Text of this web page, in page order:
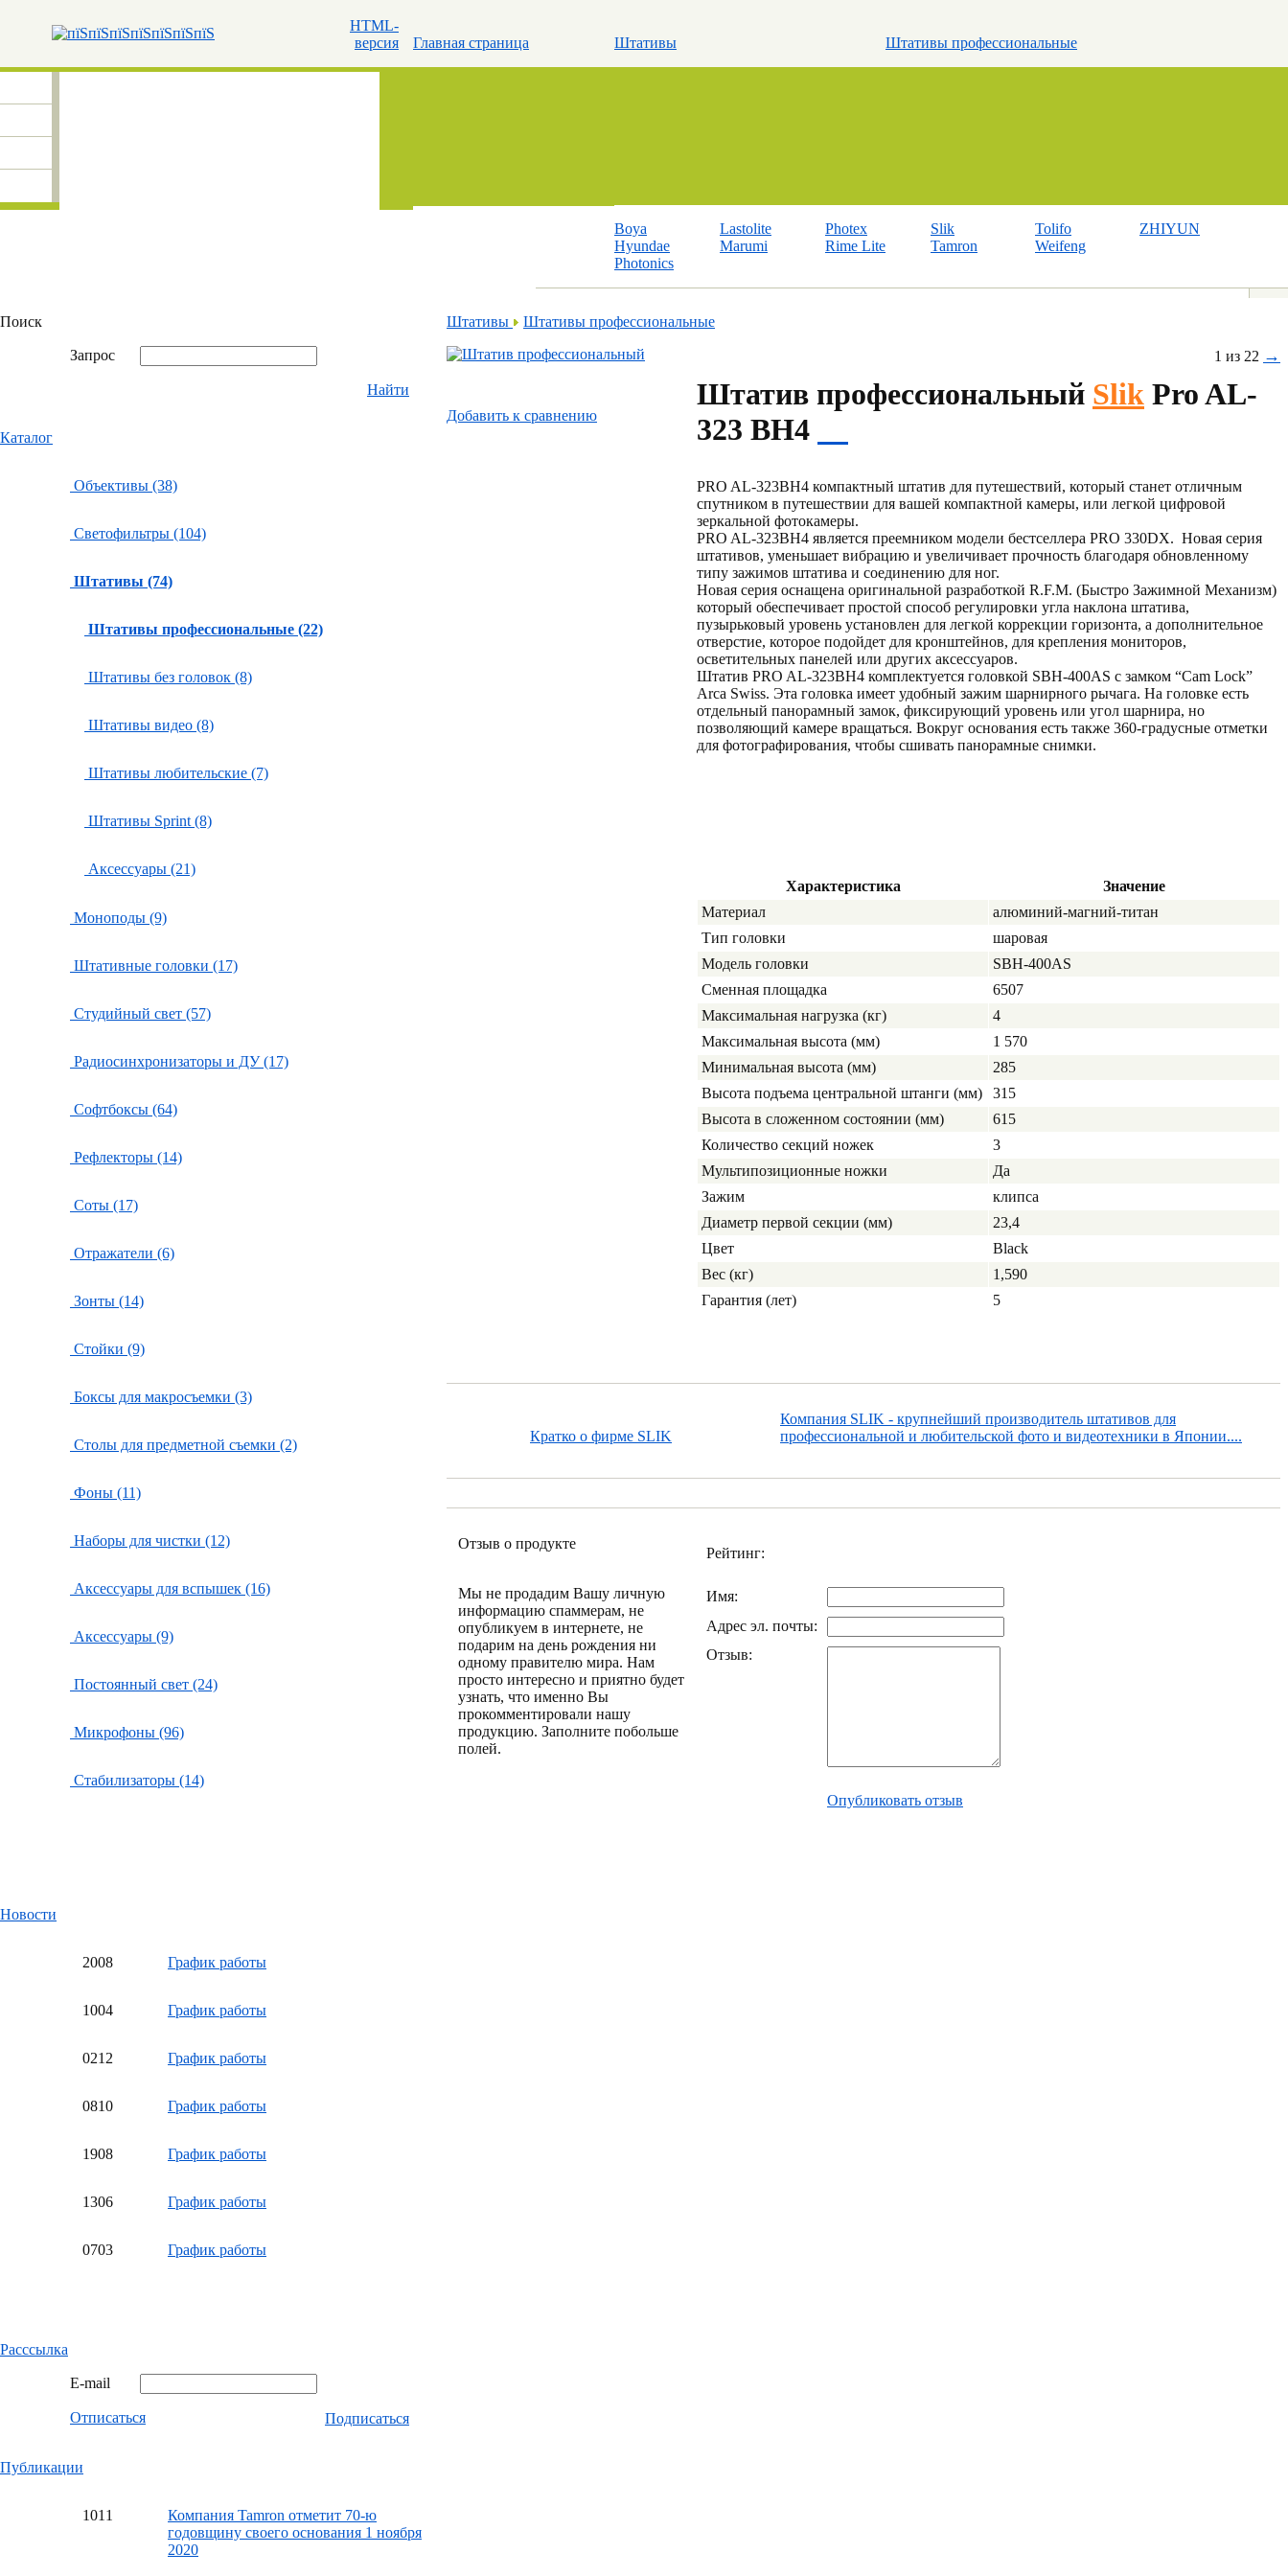
HTML-
версия
Главная страница Штативы Штативы профессиональные
Boya
Hyundae
Photonics
Lastolite
Marumi
Photex
Rime Lite
Slik
Tamron
Tolifo
Weifeng
ZHIYUN
Поиск
Запрос
Найти
Каталог
Объективы (38)
Светофильтры (104)
Штативы (74)
Штативы профессиональные (22)
Штативы без головок (8)
Штативы видео (8)
Штативы любительские (7)
Штативы Sprint (8)
Аксессуары (21)
Моноподы (9)
Штативные головки (17)
Студийный свет (57)
Радиосинхронизаторы и ДУ (17)
Софтбоксы (64)
Рефлекторы (14)
Соты (17)
Отражатели (6)
Зонты (14)
Стойки (9)
Боксы для макросъемки (3)
Столы для предметной съемки (2)
Фоны (11)
Наборы для чистки (12)
Аксессуары для вспышек (16)
Аксессуары (9)
Постоянный свет (24)
Микрофоны (96)
Стабилизаторы (14)
Новости
2008 График работы
1004 График работы
0212 График работы
0810 График работы
1908 График работы
1306 График работы
0703 График работы
Расссылка
E-mail
Отписаться Подписаться
Публикации
1011
Компания Tamron отметит 70-ю
годовщину своего основания 1 ноября
2020
Штативы Штативы профессиональные
Добавить к cравнению
1 из 22 →
Штатив профессиональный Slik Pro AL-
323 BH4
PRO AL-323BH4 компактный штатив для путешествий, который станет отличным
спутником в путешествии для вашей компактной камеры, или легкой цифровой
зеркальной фотокамеры.
PRO AL-323BH4 является преемником модели бестселлера PRO 330DX. Новая серия
штативов, уменьшает вибрацию и увеличивает прочность благодаря обновленному
типу зажимов штатива и соединению для ног.
Новая серия оснащена оригинальной разработкой R.F.M. (Быстро Зажимной Механизм)
который обеспечивает простой способ регулировки угла наклона штатива,
пузырьковый уровень установлен для легкой коррекции горизонта, а дополнительное
отверстие, которое подойдет для кронштейнов, для крепления мониторов,
осветительных панелей или других аксессуаров.
Штатив PRO AL-323BH4 комплектуется головкой SBH-400AS с замком “Cam Lock”
Arca Swiss. Эта головка имеет удобный зажим шарнирного рычага. На головке есть
отдельный панорамный замок, фиксирующий уровень или угол шарнира, но
позволяющий камере вращаться. Вокруг основания есть также 360-градусные отметки
для фотографирования, чтобы сшивать панорамные снимки.
Характеристика
Значение
Материал
алюминий-магний-титан
Тип головки
шаровая
Модель головки
SBH-400AS
Сменная площадка
6507
Максимальная нагрузка (кг)
4
Максимальная высота (мм)
1 570
Минимальная высота (мм)
285
Высота подъема центральной штанги (мм)
315
Высота в сложенном состоянии (мм)
615
Количество секций ножек
3
Мультипозиционные ножки
Да
Зажим
клипса
Диаметр первой секции (мм)
23,4
Цвет
Black
Вес (кг)
1,590
Гарантия (лет)
5
Кратко о фирме SLIK
Компания SLIK - крупнейший производитель штативов для
профессиональной и любительской фото и видеотехники в Японии....
Отзыв о продукте
Мы не продадим Вашу личную
информацию спаммерам, не
опубликуем в интернете, не
подарим на день рождения ни
одному правителю мира. Нам
просто интересно и приятно будет
узнать, что именно Вы
прокомментировали нашу
продукцию. Заполните побольше
полей.
Рейтинг:
Имя:
Адрес эл. почты:
Отзыв:
Опубликовать отзыв